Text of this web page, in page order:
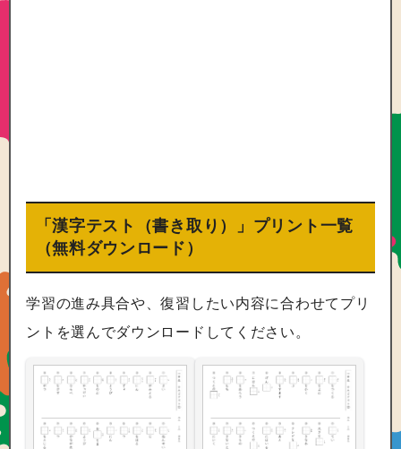
「漢字テスト（書き取り）」プリント一覧
（無料ダウンロード）
学習の進み具合や、復習したい内容に合わせてプリ
ントを選んでダウンロードしてください。